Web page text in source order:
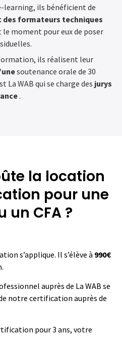
learning, ils bénéficient de
des formateurs techniques
le moment pour eux de poser
formation, ils réalisent leur
soutenance orale de 30
La WAB qui se charge des jurys
.
la location
pour une
un CFA ?
s’applique. Il s’élève à 990€
auprès de La WAB se
notre certification auprès de
pour 3 ans, votre